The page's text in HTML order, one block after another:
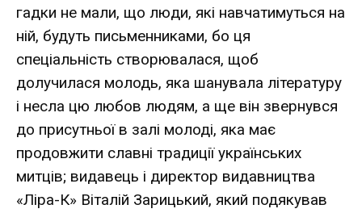
гадки не мали, що люди, які навчатимуться на
ній, будуть письменниками, бо ця
спеціальність створювалася, щоб
долучилася молодь, яка шанувала літературу
і несла цю любов людям, а ще він звернувся
до присутньої в залі молоді, яка має
продовжити славні традиції українських
митців; видавець і директор видавництва
«Ліра-К» Віталій Зарицький, який подякував